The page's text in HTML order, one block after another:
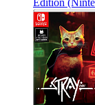
Edition